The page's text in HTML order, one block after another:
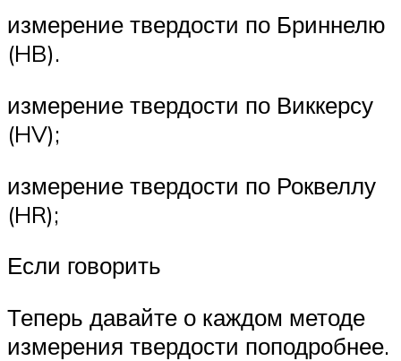
измерение твердости по Бриннелю
(HB).
измерение твердости по Виккерсу
(HV);
измерение твердости по Роквеллу
(HR);
Если говорить
Теперь давайте о каждом методе
измерения твердости поподробнее.